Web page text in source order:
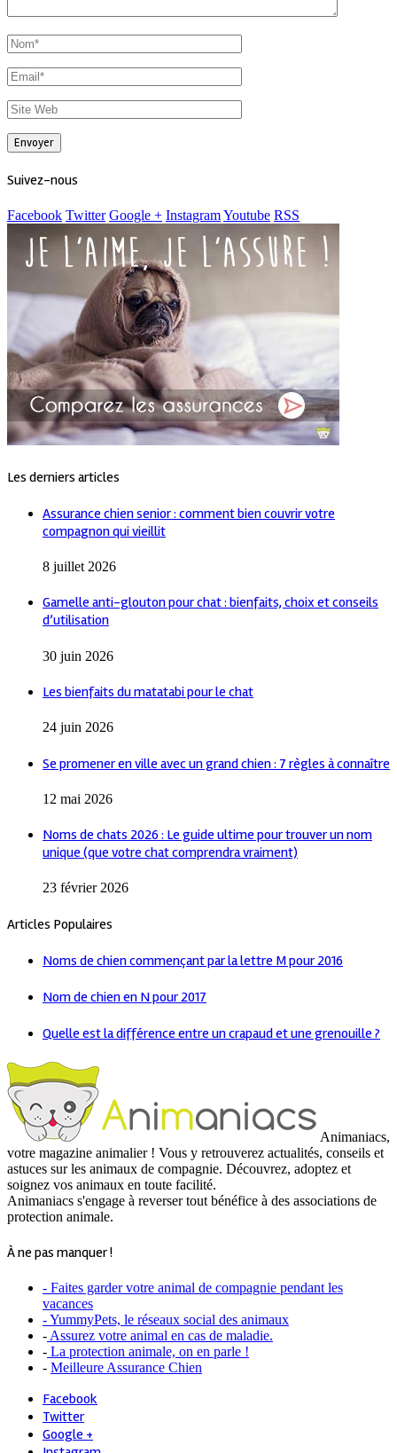
Suivez-nous
Facebook Twitter Google + InstagramYoutube RSS
Les derniers articles
Assurance chien senior : comment bien couvrir votre
compagnon qui vieillit
8 juillet 2026
Gamelle anti-glouton pour chat : bienfaits, choix et conseils
d’utilisation
30 juin 2026
Les bienfaits du matatabi pour le chat
24 juin 2026
Se promener en ville avec un grand chien : 7 règles à connaître
12 mai 2026
Noms de chats 2026 : Le guide ultime pour trouver un nom
unique (que votre chat comprendra vraiment)
23 février 2026
Articles Populaires
Noms de chien commençant par la lettre M pour 2016
Nom de chien en N pour 2017
Quelle est la différence entre un crapaud et une grenouille ?
Animaniacs,
votre magazine animalier ! Vous y retrouverez actualités, conseils et
astuces sur les animaux de compagnie. Découvrez, adoptez et
soignez vos animaux en toute facilité.
Animaniacs s'engage à reverser tout bénéfice à des associations de
protection animale.
À ne pas manquer !
- Faites garder votre animal de compagnie pendant les
vacances
- YummyPets, le réseaux social des animaux
- Assurez votre animal en cas de maladie.
- La protection animale, on en parle !
- Meilleure Assurance Chien
Facebook
Twitter
Google +